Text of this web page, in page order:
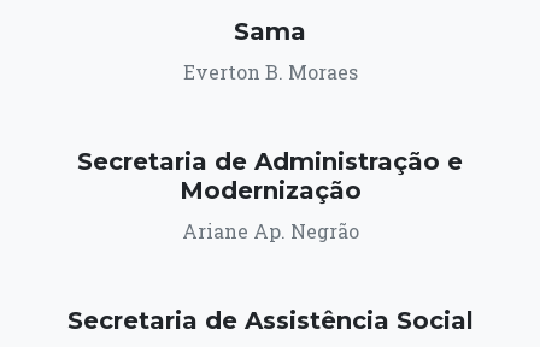
Sama
Everton B. Moraes
Secretaria de Administração e
Modernização
Ariane Ap. Negrão
Secretaria de Assistência Social